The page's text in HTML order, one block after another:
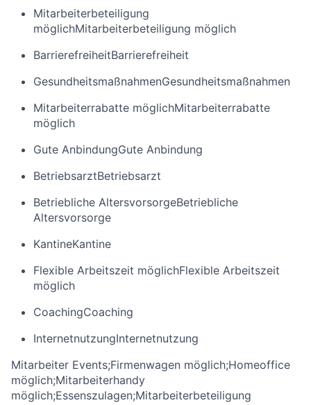
Mitarbeiterbeteiligung
möglichMitarbeiterbeteiligung möglich
BarrierefreiheitBarrierefreiheit
GesundheitsmaßnahmenGesundheitsmaßnahmen
Mitarbeiterrabatte möglichMitarbeiterrabatte
möglich
Gute AnbindungGute Anbindung
BetriebsarztBetriebsarzt
Betriebliche AltersvorsorgeBetriebliche
Altersvorsorge
KantineKantine
Flexible Arbeitszeit möglichFlexible Arbeitszeit
möglich
CoachingCoaching
InternetnutzungInternetnutzung
Mitarbeiter Events;Firmenwagen möglich;Homeoffice
möglich;Mitarbeiterhandy
möglich;Essenszulagen;Mitarbeiterbeteiligung